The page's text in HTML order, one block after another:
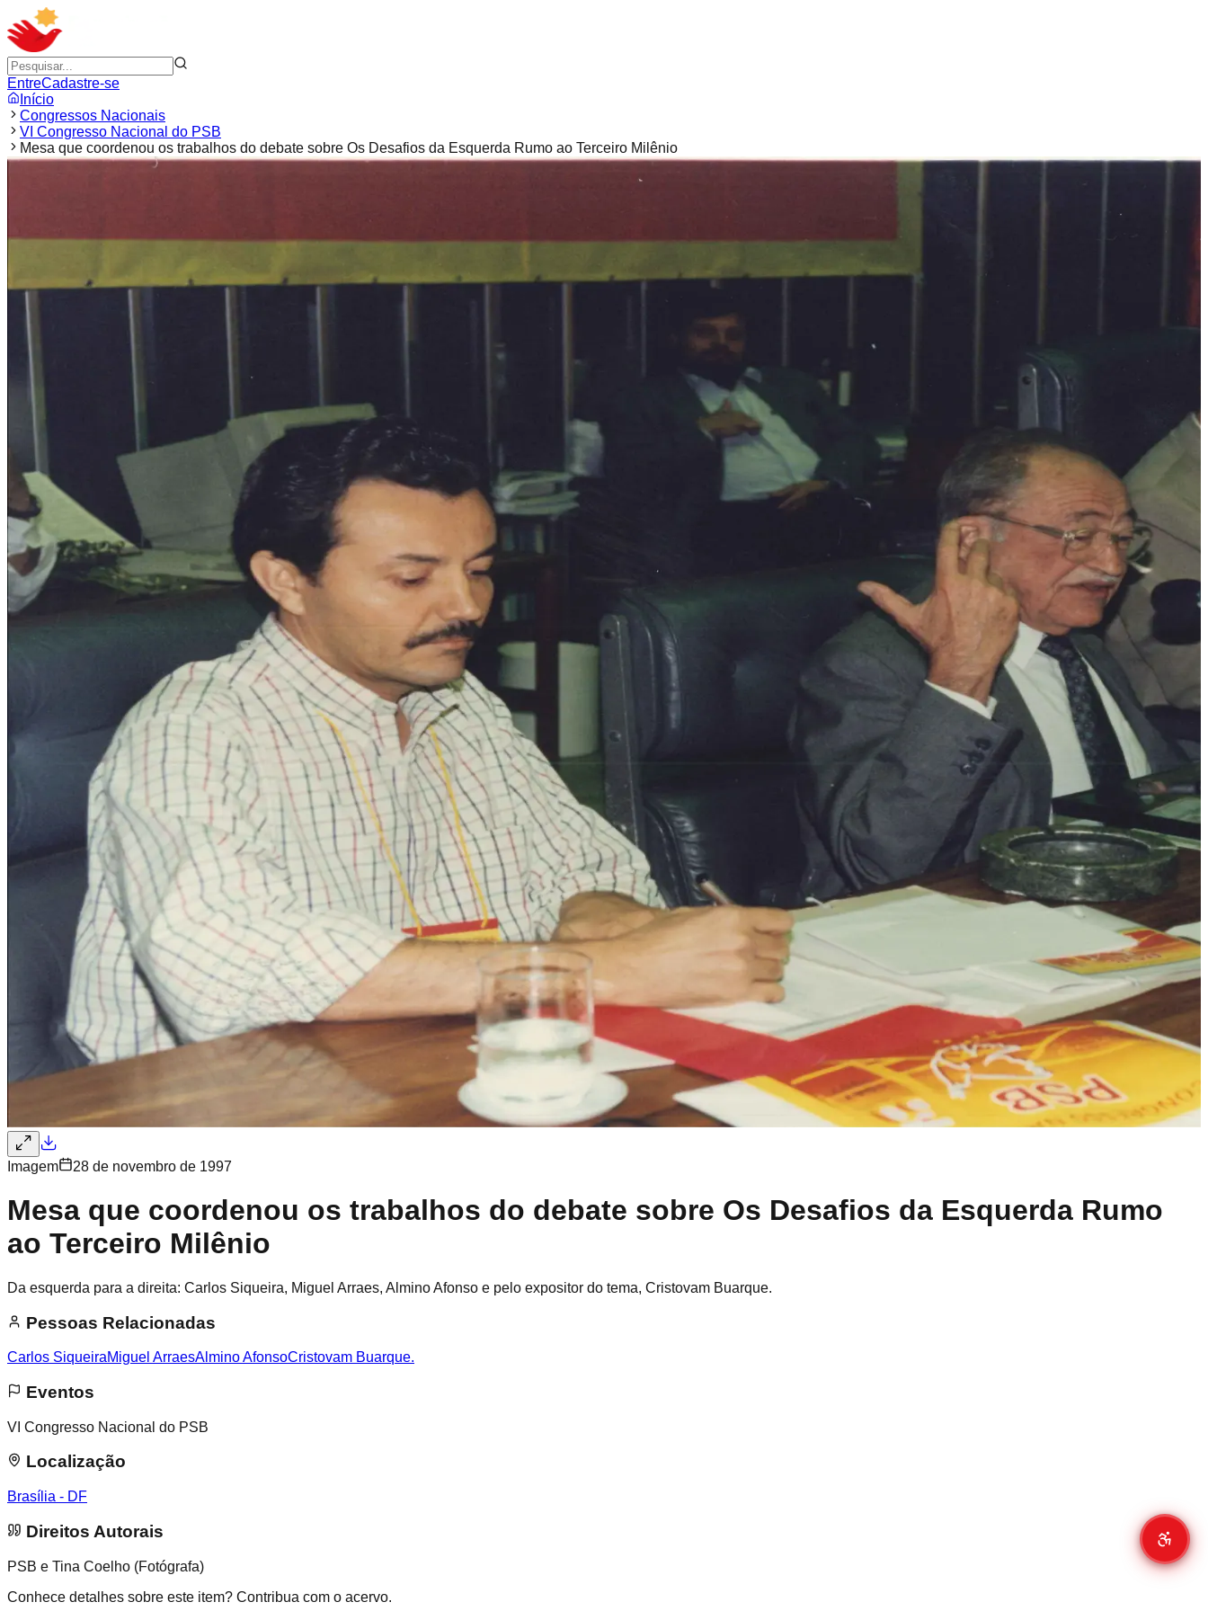
EntreCadastre-se
Início
Congressos Nacionais
VI Congresso Nacional do PSB
Mesa que coordenou os trabalhos do debate sobre Os Desafios da Esquerda Rumo ao Terceiro Milênio
Imagem 28 de novembro de 1997
Mesa que coordenou os trabalhos do debate sobre Os Desafios da Esquerda Rumo
ao Terceiro Milênio
Da esquerda para a direita: Carlos Siqueira, Miguel Arraes, Almino Afonso e pelo expositor do tema, Cristovam Buarque.
Pessoas Relacionadas
Carlos SiqueiraMiguel ArraesAlmino AfonsoCristovam Buarque.
Eventos
VI Congresso Nacional do PSB
Localização
Brasília - DF
Direitos Autorais
PSB e Tina Coelho (Fotógrafa)
Conhece detalhes sobre este item? Contribua com o acervo.